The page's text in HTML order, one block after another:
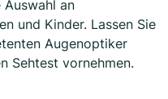
an
und Kinder. Lassen Sie
Augenoptiker
Sehtest vornehmen.